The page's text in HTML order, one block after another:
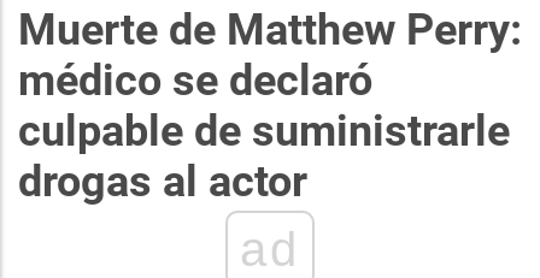
Muerte de Matthew Perry:
médico se declaró
culpable de suministrarle
drogas al actor
ad